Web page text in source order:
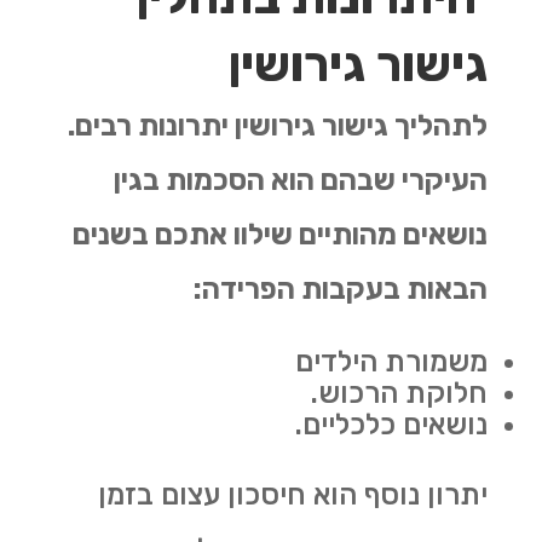
גישור גירושין
לתהליך גישור גירושין יתרונות רבים.
העיקרי שבהם הוא הסכמות בגין
נושאים מהותיים שילוו אתכם בשנים
הבאות בעקבות הפרידה:
משמורת הילדים
חלוקת הרכוש.
נושאים כלכליים.
יתרון נוסף הוא חיסכון עצום בזמן